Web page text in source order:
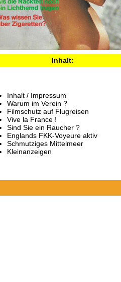
Inhalt:
Inhalt / Impressum
Warum im Verein ?
Filmschutz auf Flugreisen
Vive la France !
Sind Sie ein Raucher ?
Englands FKK-Voyeure aktiv
Schmutziges Mittelmeer
Kleinanzeigen